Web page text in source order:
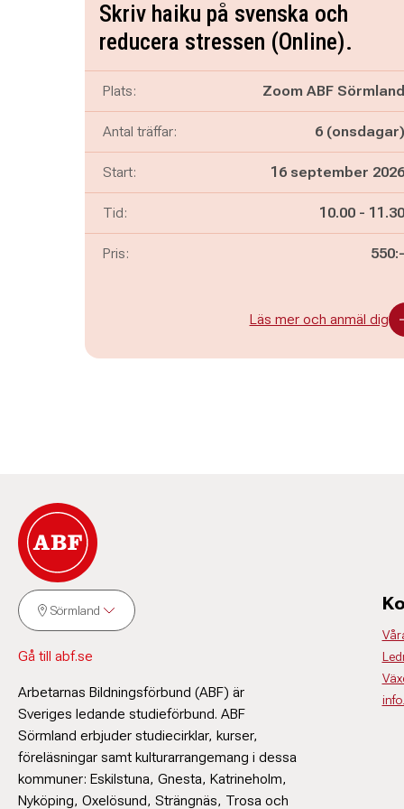
Skriv haiku på svenska och
reducera stressen (Online).
Plats: Zoom ABF Sörmland
Antal träffar: 6 (onsdagar)
Start: 16 september 2026
Tid: Pågår mellan
10.00 - och
11.30
Pris: 550:-
Läs mer och anmäl dig
Sörmland
Gå till abf.se
Arbetarnas Bildningsförbund (ABF) är
Sveriges ledande studieförbund. ABF
Sörmland erbjuder studiecirklar, kurser,
föreläsningar samt kulturarrangemang i dessa
kommuner: Eskilstuna, Gnesta, Katrineholm,
Nyköping, Oxelösund, Strängnäs, Trosa och